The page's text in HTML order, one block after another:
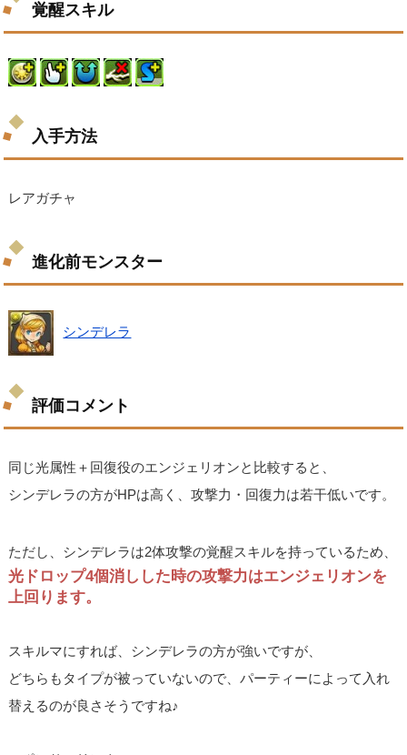
覚醒スキル
入手方法
レアガチャ
進化前モンスター
シンデレラ
評価コメント
同じ光属性＋回復役のエンジェリオンと比較すると、
シンデレラの方がHPは高く、攻撃力・回復力は若干低いです。
ただし、シンデレラは2体攻撃の覚醒スキルを持っているため、
光ドロップ4個消しした時の攻撃力はエンジェリオンを
上回ります。
スキルマにすれば、シンデレラの方が強いですが、
どちらもタイプが被っていないので、パーティーによって入れ
替えるのが良さそうですね♪